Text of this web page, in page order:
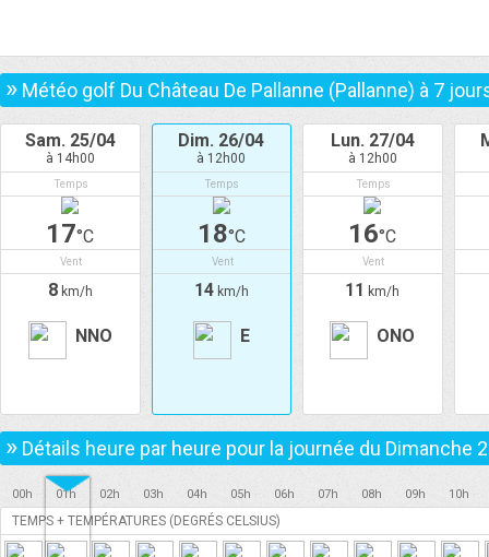
» Météo golf Du Château De Pallanne (Pallanne) à 7
Sam. 25/04
à 14h00
Temps
17°C
Vent
8km/h
NNO
Dim. 26/04
à 12h00
Temps
18°C
Vent
14km/h
E
Lun. 27/04
à 12h00
Temps
16°C
Vent
11 km/h
ONO
» Détails heure par heure pour la journée du Dimanche
00h 01h 02h 03h 04h 05h 06h 07h 08h 09h 10h
TEMPS + TEMPÉRATURES (DEGRÉS CELSIUS)